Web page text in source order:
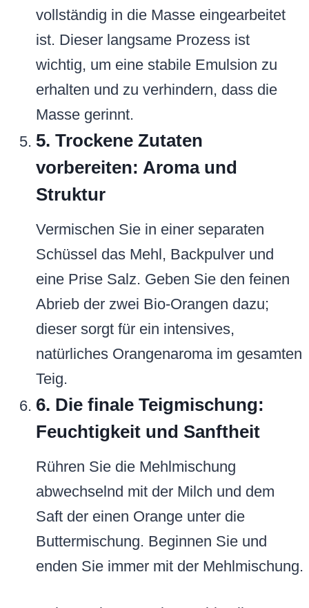
vollständig in die Masse eingearbeitet
ist. Dieser langsame Prozess ist
wichtig, um eine stabile Emulsion zu
erhalten und zu verhindern, dass die
Masse gerinnt.
5. Trockene Zutaten
vorbereiten: Aroma und
Struktur
Vermischen Sie in einer separaten
Schüssel das Mehl, Backpulver und
eine Prise Salz. Geben Sie den feinen
Abrieb der zwei Bio-Orangen dazu;
dieser sorgt für ein intensives,
natürliches Orangenaroma im gesamten
Teig.
6. Die finale Teigmischung:
Feuchtigkeit und Sanftheit
Rühren Sie die Mehlmischung
abwechselnd mit der Milch und dem
Saft der einen Orange unter die
Buttermischung. Beginnen Sie und
enden Sie immer mit der Mehlmischung.